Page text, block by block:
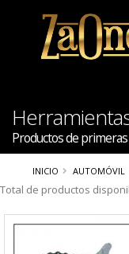
Productos de
INICIO AUTOMÓVIL
Total de productos